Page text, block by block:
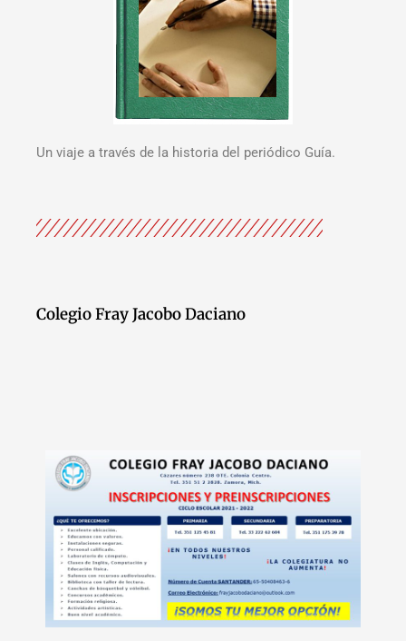
Un viaje a través de la historia del periódico Guía.
Colegio Fray Jacobo Daciano